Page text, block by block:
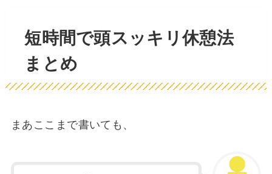
短時間で頭スッキリ休憩法
まとめ
まあここまで書いても、